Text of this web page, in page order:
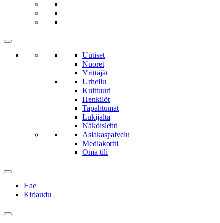
Uutiset
Nuoret
Yrittäjät
Urheilu
Kulttuuri
Henkilöt
Tapahtumat
Lukijalta
Näköislehti
Asiakaspalvelu
Mediakortti
Oma tili
Hae
Kirjaudu